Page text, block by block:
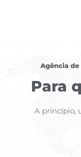
Agência
Para
A princípio,